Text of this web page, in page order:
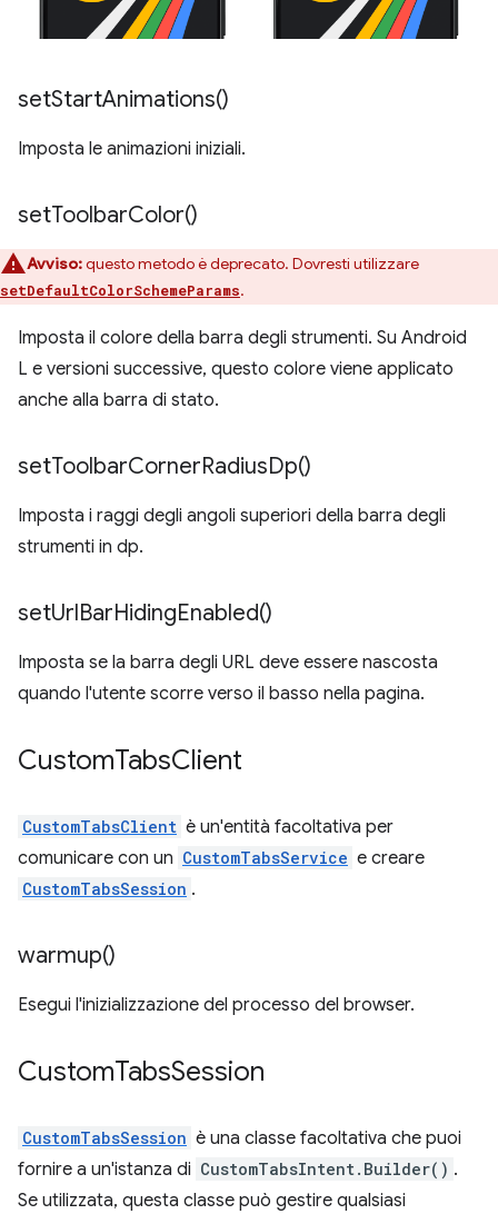
setStartAnimations()
Imposta le animazioni iniziali.
setToolbarColor()
Avviso:questo metodo è deprecato. Dovresti utilizzare
setDefaultColorSchemeParams.
Imposta il colore della barra degli strumenti. Su Android
L e versioni successive, questo colore viene applicato
anche alla barra di stato.
setToolbarCornerRadiusDp()
Imposta i raggi degli angoli superiori della barra degli
strumenti in dp.
setUrlBarHidingEnabled()
Imposta se la barra degli URL deve essere nascosta
quando l'utente scorre verso il basso nella pagina.
CustomTabsClient
CustomTabsClient è un'entità facoltativa per
comunicare con un CustomTabsService e creare
CustomTabsSession .
warmup()
Esegui l'inizializzazione del processo del browser.
CustomTabsSession
CustomTabsSession è una classe facoltativa che puoi
fornire a un'istanza di CustomTabsIntent.Builder() .
Se utilizzata, questa classe può gestire qualsiasi